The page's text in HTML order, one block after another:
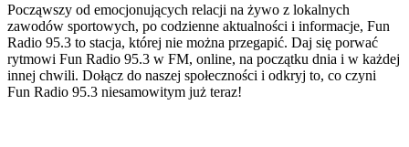
Począwszy od emocjonujących relacji na żywo z lokalnych
zawodów sportowych, po codzienne aktualności i informacje, Fun
Radio 95.3 to stacja, której nie można przegapić. Daj się porwać
rytmowi Fun Radio 95.3 w FM, online, na początku dnia i w każdej
innej chwili. Dołącz do naszej społeczności i odkryj to, co czyni
Fun Radio 95.3 niesamowitym już teraz!